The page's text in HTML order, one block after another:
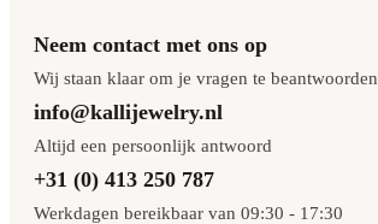
Neem contact met ons op
Wij staan klaar om je vragen te beantwoorden
info@kallijewelry.nl
Altijd een persoonlijk antwoord
+31 (0) 413 250 787
Werkdagen bereikbaar van 09:30 - 17:30